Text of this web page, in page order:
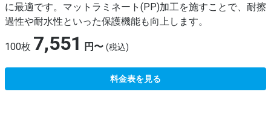
に最適です。マットラミネート(PP)加工を施すことで、耐擦
過性や耐水性といった保護機能も向上します。
100枚 7,551 円〜 (税込)
料金表を見る